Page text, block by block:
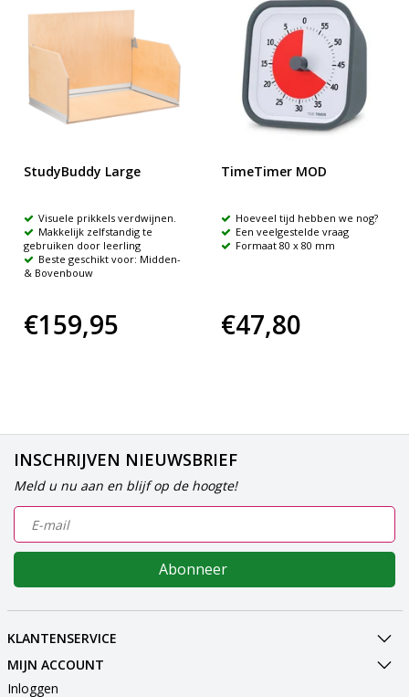
StudyBuddy Large
Visuele prikkels verdwijnen.
Makkelijk zelfstandig te
gebruiken door leerling
Beste geschikt voor: Midden-
& Bovenbouw
€159,95
TimeTimer MOD
Hoeveel tijd hebben we nog?
Een veelgestelde vraag
Formaat 80 x 80 mm
€47,80
INSCHRIJVEN NIEUWSBRIEF
Meld u nu aan en blijf op de hoogte!
Abonneer
KLANTENSERVICE
MIJN ACCOUNT
Inloggen